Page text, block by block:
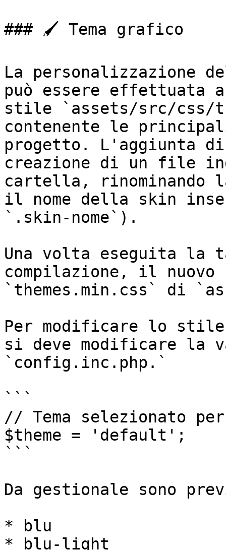
### 🖌️ Tema grafico
La personalizzazione
può essere
stile `assets/src/css/
contenente le
progetto. L'aggiunta
creazione di un file
cartella, rinominando
il nome della skin
`.skin-nome`).
Una volta eseguita la
compilazione, il
`themes.min.css` di
Per modificare lo
si deve modificare la
`config.inc.php.`
```
// Tema selezionato
$theme = 'default';
```
Da gestionale sono
* blu
* blu-light